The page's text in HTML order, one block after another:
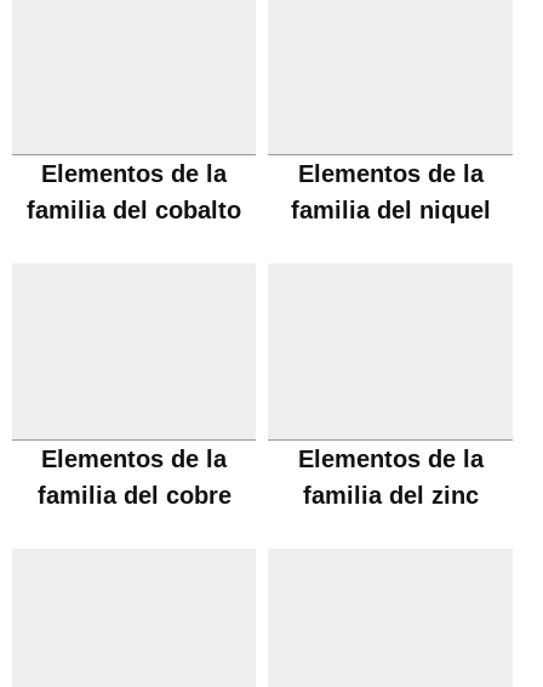
Elementos de la
familia del cobalto
Elementos de la
familia del niquel
Elementos de la
familia del cobre
Elementos de la
familia del zinc